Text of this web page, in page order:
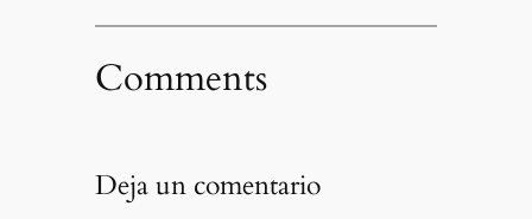
Comments
Deja un comentario